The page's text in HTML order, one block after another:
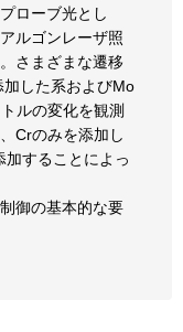
ローブ光とし
ルゴンレーザ照
さまざまな遷移
した系およびMo
ルの変化を観測
Crのみを添加し
することによっ
御の基本的な要